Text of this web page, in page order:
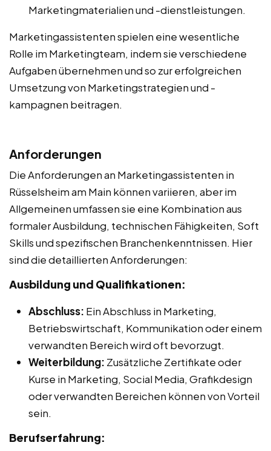
Marketingmaterialien und -dienstleistungen.
Marketingassistenten spielen eine wesentliche
Rolle im Marketingteam, indem sie verschiedene
Aufgaben übernehmen und so zur erfolgreichen
Umsetzung von Marketingstrategien und -
kampagnen beitragen.
Anforderungen
Die Anforderungen an Marketingassistenten in
Rüsselsheim am Main können variieren, aber im
Allgemeinen umfassen sie eine Kombination aus
formaler Ausbildung, technischen Fähigkeiten, Soft
Skills und spezifischen Branchenkenntnissen. Hier
sind die detaillierten Anforderungen:
Ausbildung und Qualifikationen:
Abschluss: Ein Abschluss in Marketing,
Betriebswirtschaft, Kommunikation oder einem
verwandten Bereich wird oft bevorzugt.
Weiterbildung: Zusätzliche Zertifikate oder
Kurse in Marketing, Social Media, Grafikdesign
oder verwandten Bereichen können von Vorteil
sein.
Berufserfahrung: